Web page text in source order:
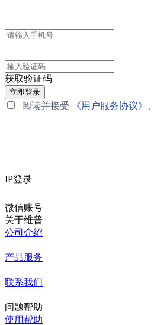
获取验证码
立即登录
阅读并接受 《用户服务协议》
IP登录
微信账号
关于维普
公司介绍
产品服务
联系我们
问题帮助
使用帮助